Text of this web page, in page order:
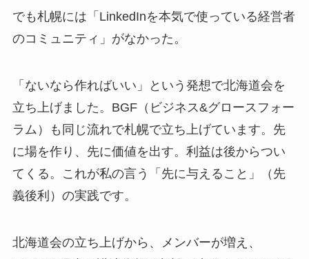
でも札幌には「LinkedInを本気で使っている経営者
のコミュニティ」がなかった。
「ないなら作ればいい」という発想で北海道会を
立ち上げました。BGF（ビジネス&グロースフォー
ラム）も同じ流れで札幌で立ち上げています。先
に場を作り、先に価値を出す。利益は後からつい
てくる。これが私の言う「先に与えること」（先
義後利）の実践です。
北海道会の立ち上げから、メンバーが増え、